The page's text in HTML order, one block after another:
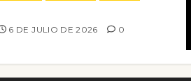
6 DE JULIO DE 2026 0